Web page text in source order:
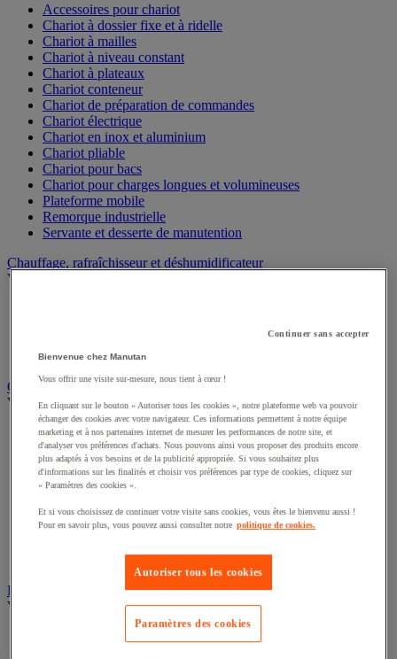
Accessoires pour chariot
Chariot à dossier fixe et à ridelle
Chariot à mailles
Chariot à niveau constant
Chariot à plateaux
Chariot conteneur
Chariot de préparation de commandes
Chariot électrique
Chariot en inox et aluminium
Chariot pliable
Chariot pour bacs
Chariot pour charges longues et volumineuses
Plateforme mobile
Remorque industrielle
Servante et desserte de manutention
Chauffage, rafraîchisseur et déshumidificateur
Voir toute la catégorie
Rafraîchisseur et déshumidificateur
Convoyeur
Voir toute la catégorie
Accessoires pour convoyeur
Bille de manutention
Convoyeur à rouleaux
Convoyeur extensible et mobile
Convoyeur pour palettes
Rail et barrette de manutention
Diable
Voir toute la catégorie
Continuer sans accepter
Bienvenue chez Manutan
Vous offrir une visite sur-mesure, nous tient à cœur !
En cliquant sur le bouton « Autoriser tous les cookies », notre plateforme web va pouvoir
échanger des cookies avec votre navigateur. Ces informations permettent à notre équipe
marketing et à nos partenaires internet de mesurer les performances de notre site, et
d'analyser vos préférences d'achats. Nous pouvons ainsi vous proposer des produits encore
plus adaptés à vos besoins et de la publicité appropriée. Si vous souhaitez plus
d'informations sur les finalités et choisir vos préférences par type de cookies, cliquez sur
« Paramètres des cookies ».
Et si vous choisissez de continuer votre visite sans cookies, vous êtes le bienvenu aussi !
Pour en savoir plus, vous pouvez aussi consulter notre politique de cookies.
Autoriser tous les cookies
Paramètres des cookies